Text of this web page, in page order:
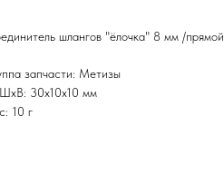
шлангов "ёлочка" 8 мм /
запчасти: Метизы
30x10x10 мм
10 г